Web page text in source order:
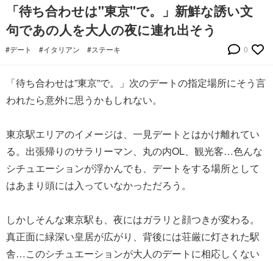
「待ち合わせは"東京"で。」新鮮な誘い文
句であの人を大人の夜に連れ出そう
#デート #イタリアン #ステーキ 0
「待ち合わせは”東京”で。」次のデートの指定場所にそう言
われたら意外に思うかもしれない。
東京駅エリアのイメージは、一見デートとはかけ離れてい
る。出張帰りのサラリーマン、丸の内OL、観光客…色んな
シチュエーションが浮かんでも、デートをする場所として
はあまり頭には入っていなかっただろう。
しかしそんな東京駅も、夜にはガラリと顔つきが変わる。
真正面に緑深い皇居が広がり、背後には荘厳に灯された駅
舎…このシチュエーションが大人のデートに相応しくない